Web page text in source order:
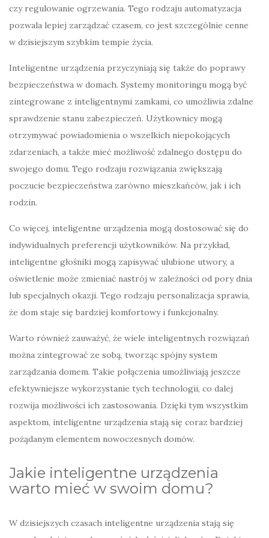
czy regulowanie ogrzewania. Tego rodzaju automatyzacja
pozwala lepiej zarządzać czasem, co jest szczególnie cenne
w dzisiejszym szybkim tempie życia.
Inteligentne urządzenia przyczyniają się także do poprawy
bezpieczeństwa w domach. Systemy monitoringu mogą być
zintegrowane z inteligentnymi zamkami, co umożliwia zdalne
sprawdzenie stanu zabezpieczeń. Użytkownicy mogą
otrzymywać powiadomienia o wszelkich niepokojących
zdarzeniach, a także mieć możliwość zdalnego dostępu do
swojego domu. Tego rodzaju rozwiązania zwiększają
poczucie bezpieczeństwa zarówno mieszkańców, jak i ich
rodzin.
Co więcej, inteligentne urządzenia mogą dostosować się do
indywidualnych preferencji użytkowników. Na przykład,
inteligentne głośniki mogą zapisywać ulubione utwory, a
oświetlenie może zmieniać nastrój w zależności od pory dnia
lub specjalnych okazji. Tego rodzaju personalizacja sprawia,
że dom staje się bardziej komfortowy i funkcjonalny.
Warto również zauważyć, że wiele inteligentnych rozwiązań
można zintegrować ze sobą, tworząc spójny system
zarządzania domem. Takie połączenia umożliwiają jeszcze
efektywniejsze wykorzystanie tych technologii, co dalej
rozwija możliwości ich zastosowania. Dzięki tym wszystkim
aspektom, inteligentne urządzenia stają się coraz bardziej
pożądanym elementem nowoczesnych domów.
Jakie inteligentne urządzenia
warto mieć w swoim domu?
W dzisiejszych czasach inteligentne urządzenia stają się